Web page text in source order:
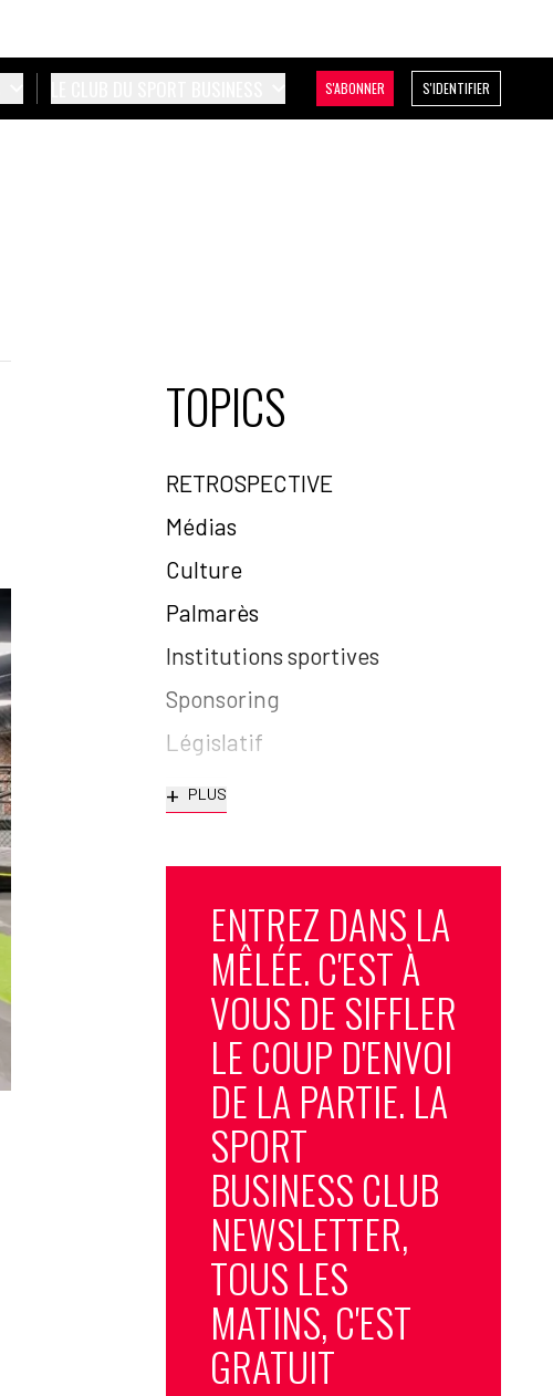
S'ABONNER S'IDENTIFIER
TOPICS
RETROSPECTIVE
Médias
Culture
Palmarès
Institutions sportives
Sponsoring
Législatif
+ PLUS
ENTREZ DANS LA
MÊLÉE. C'EST À
VOUS DE SIFFLER
LE COUP D'ENVOI
DE LA PARTIE. LA
SPORT
BUSINESS CLUB
NEWSLETTER,
TOUS LES
MATINS, C'EST
GRATUIT